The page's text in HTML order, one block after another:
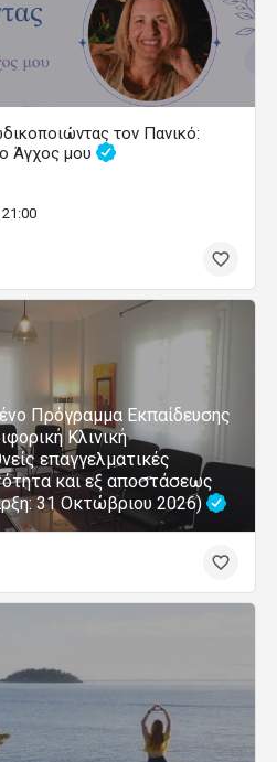
με τη Λήδα Shantala
– Χοροθεραπεία
Αυγούστου 2026 11:00
Συνδρομές
Πρόγραμμα
στη Γνωσιακή
Κλινική Υπνοθεραπεία με
εξ αποστάσεως
Έναρξη: 31 Οκτώβριου